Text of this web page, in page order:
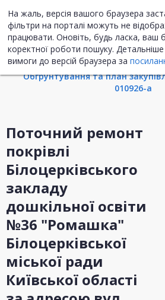
На жаль, версія вашого браузера
фільтри на порталі можуть не
працювати. Оновіть, будь ласка, ваш
коректної роботи пошуку. Детальніше
вимоги до версій браузера за
Інформація про
Обгрунтування та план
010926-a
Поточний ремонт
покрівлі
Білоцерківського
закладу
дошкільної освіти
№36 "Ромашка"
Білоцерківської
міської ради
Київської області